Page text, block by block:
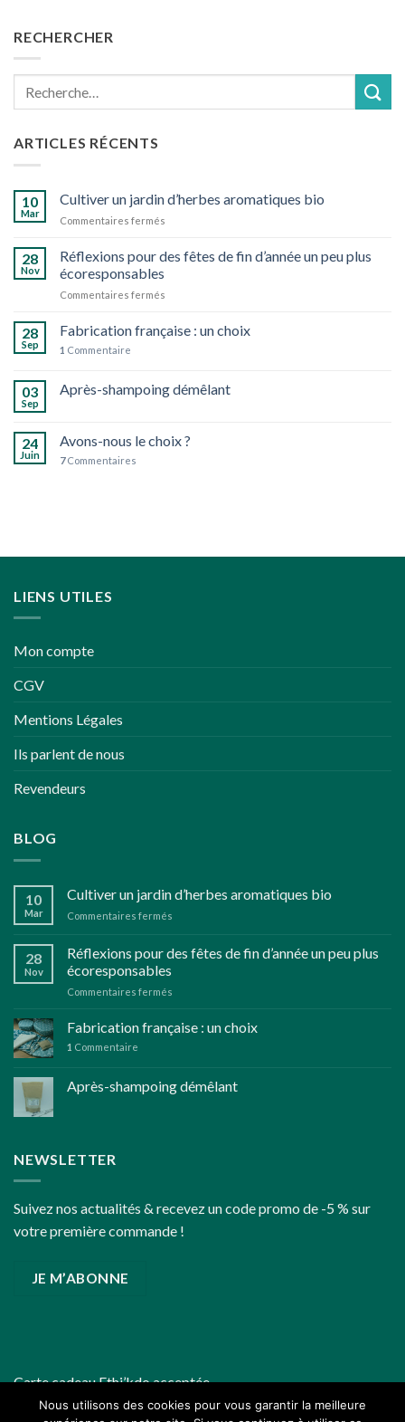
RECHERCHER
ARTICLES RÉCENTS
10
Mar
Cultiver un jardin d’herbes aromatiques bio
Commentaires fermés
un
jardin
28
Nov
Réflexions pour des fêtes de fin d’année un peu plus
écoresponsables
Commentaires fermés
pour
des
fin
d’année
plus
28
Sep
Fabrication française : un choix
1 Commentaire
03
Sep
Après-shampoing démêlant
24
Juin
Avons-nous le choix ?
7Commentaires
LIENS UTILES
Mon compte
CGV
Mentions Légales
Ils parlent de nous
Revendeurs
BLOG
10
Mar
Cultiver un jardin d’herbes aromatiques bio
Commentaires fermés
jardin
28
Nov
Réflexions pour des fêtes de fin d’année un peu plus
écoresponsables
Commentaires fermés
pour
des
fin
d’année
Fabrication française : un choix
1 Commentaire
Après-shampoing démêlant
NEWSLETTER
Suivez nos actualités & recevez un code promo de -5 % sur
votre première commande !
JE M’ABONNE
Carte cadeauEthi’kdoacceptée
Nous utilisons des cookies pour vous garantir la meilleure